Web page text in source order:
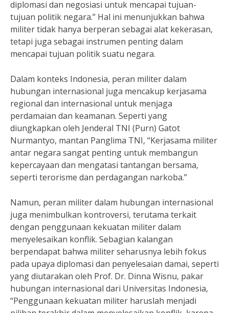
diplomasi dan negosiasi untuk mencapai tujuan-
tujuan politik negara.” Hal ini menunjukkan bahwa
militer tidak hanya berperan sebagai alat kekerasan,
tetapi juga sebagai instrumen penting dalam
mencapai tujuan politik suatu negara.
Dalam konteks Indonesia, peran militer dalam
hubungan internasional juga mencakup kerjasama
regional dan internasional untuk menjaga
perdamaian dan keamanan. Seperti yang
diungkapkan oleh Jenderal TNI (Purn) Gatot
Nurmantyo, mantan Panglima TNI, “Kerjasama militer
antar negara sangat penting untuk membangun
kepercayaan dan mengatasi tantangan bersama,
seperti terorisme dan perdagangan narkoba.”
Namun, peran militer dalam hubungan internasional
juga menimbulkan kontroversi, terutama terkait
dengan penggunaan kekuatan militer dalam
menyelesaikan konflik. Sebagian kalangan
berpendapat bahwa militer seharusnya lebih fokus
pada upaya diplomasi dan penyelesaian damai, seperti
yang diutarakan oleh Prof. Dr. Dinna Wisnu, pakar
hubungan internasional dari Universitas Indonesia,
“Penggunaan kekuatan militer haruslah menjadi